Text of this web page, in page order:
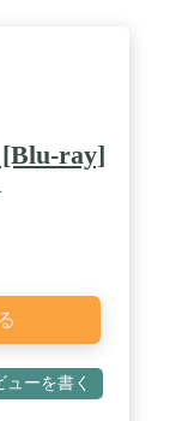
ray]
ューを書く